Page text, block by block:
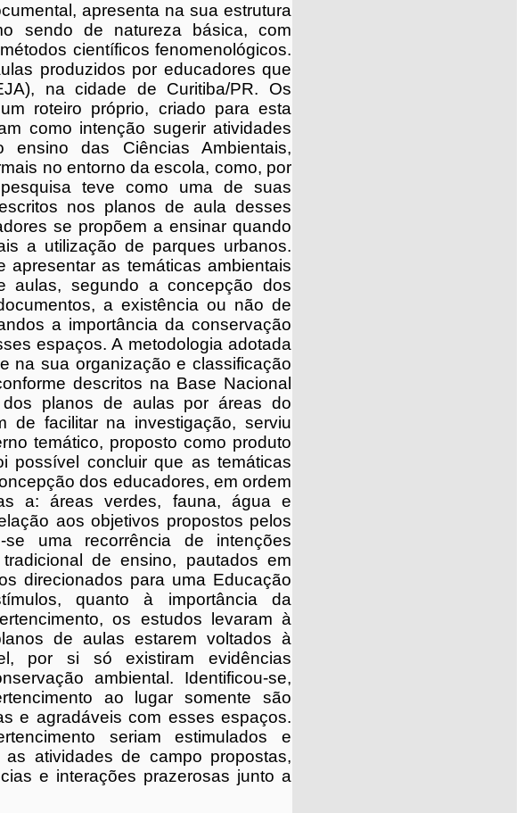
apresenta na sua estrutura
sendo de natureza básica, com
científicos fenomenológicos.
produzidos por educadores que
na cidade de Curitiba/PR. Os
roteiro próprio, criado para esta
como intenção sugerir atividades
das Ciências Ambientais,
no entorno da escola, como, por
teve como uma de suas
nos planos de aula desses
se propõem a ensinar quando
a utilização de parques urbanos.
apresentar as temáticas ambientais
aulas, segundo a concepção dos
a existência ou não de
a importância da conservação
espaços. A metodologia adotada
na sua organização e classificação
descritos na Base Nacional
dos planos de aulas por áreas do
de facilitar na investigação, serviu
temático, proposto como produto
possível concluir que as temáticas
dos educadores, em ordem
a: áreas verdes, fauna, água e
aos objetivos propostos pelos
uma recorrência de intenções
de ensino, pautados em
direcionados para uma Educação
quanto à importância da
os estudos levaram à
de aulas estarem voltados à
por si só existiram evidências
ambiental. Identificou-se,
ao lugar somente são
e agradáveis com esses espaços.
seriam estimulados e
atividades de campo propostas,
e interações prazerosas junto a